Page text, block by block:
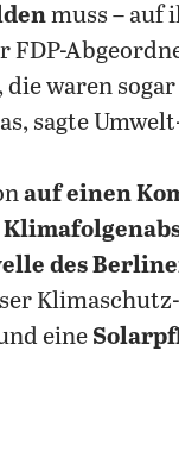
muss – auf
waren
sagte
auf einen
des
eine